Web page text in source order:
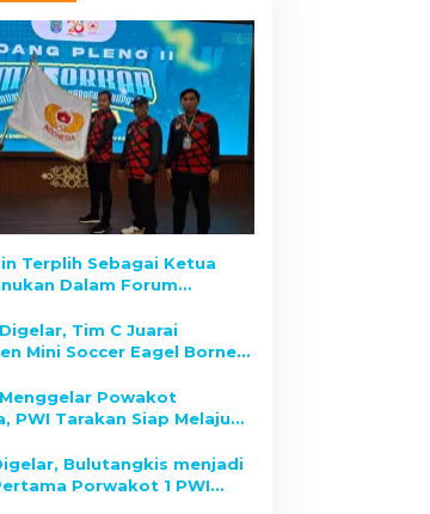
Terplih Sebagai Ketua
Dalam Forum
Tim C Juarai
Mini Soccer Eagel Borneo
Powakot
PWI Tarakan Siap Melaju
Bulutangkis menjadi
Porwakot 1 PWI